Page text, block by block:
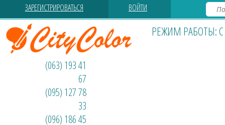
ЗАРЕГИСТРИРОВАТЬСЯ ВОЙТИ
РЕЖИМ РАБОТЫ: С
(063) 193 41
67
(095) 127 78
33
(096) 186 45